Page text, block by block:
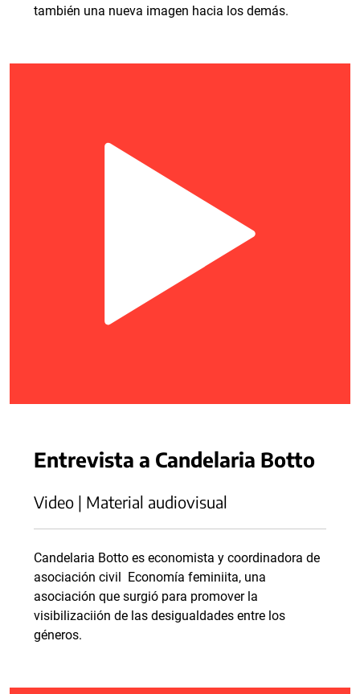
también una nueva imagen hacia los demás.
Entrevista a Candelaria Botto
Video | Material audiovisual
Candelaria Botto es economista y coordinadora de
asociación civil Economía feminiita, una
asociación que surgió para promover la
visibilizaciión de las desigualdades entre los
géneros.